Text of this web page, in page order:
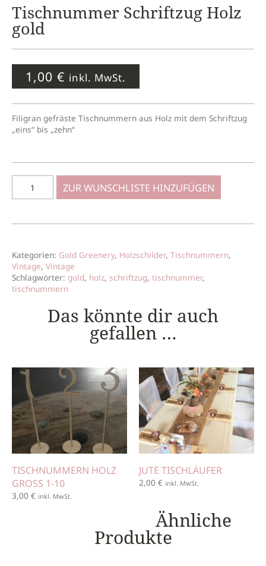
Tischnummer Schriftzug Holz
gold
1,00 € inkl. MwSt.
Filigran gefräste Tischnummern aus Holz mit dem Schriftzug
„eins“ bis „zehn“
ZUR WUNSCHLISTE HINZUFÜGEN
Kategorien: Gold Greenery, Holzschilder, Tischnummern,
Vintage, Vintage
Schlagwörter: gold, holz, schriftzug, tischnummer,
tischnummern
Das könnte dir auch
gefallen …
TISCHNUMMERN HOLZ
GROSS 1-10
3,00 € inkl. MwSt.
JUTE TISCHLÄUFER
2,00 € inkl. MwSt.
Ähnliche
Produkte